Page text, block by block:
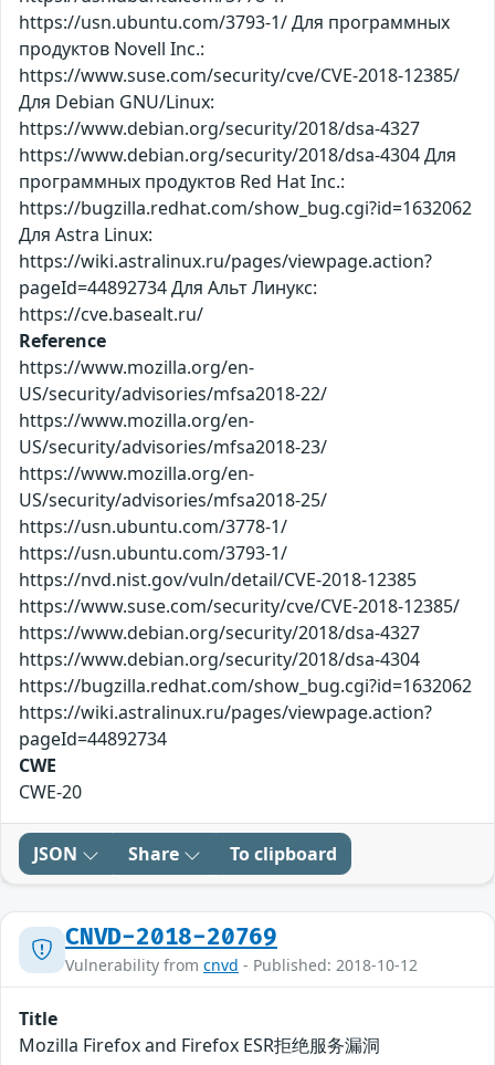
https://usn.ubuntu.com/3793-1/ Для программных
продуктов Novell Inc.:
https://www.suse.com/security/cve/CVE-2018-12385/
Для Debian GNU/Linux:
https://www.debian.org/security/2018/dsa-4327
https://www.debian.org/security/2018/dsa-4304 Для
программных продуктов Red Hat Inc.:
https://bugzilla.redhat.com/show_bug.cgi?id=1632062
Для Astra Linux:
https://wiki.astralinux.ru/pages/viewpage.action?
pageId=44892734 Для Альт Линукс:
https://cve.basealt.ru/
Reference
https://www.mozilla.org/en-
US/security/advisories/mfsa2018-22/
https://www.mozilla.org/en-
US/security/advisories/mfsa2018-23/
https://www.mozilla.org/en-
US/security/advisories/mfsa2018-25/
https://usn.ubuntu.com/3778-1/
https://usn.ubuntu.com/3793-1/
https://nvd.nist.gov/vuln/detail/CVE-2018-12385
https://www.suse.com/security/cve/CVE-2018-12385/
https://www.debian.org/security/2018/dsa-4327
https://www.debian.org/security/2018/dsa-4304
https://bugzilla.redhat.com/show_bug.cgi?id=1632062
https://wiki.astralinux.ru/pages/viewpage.action?
pageId=44892734
CWE
CWE-20
JSON Share To clipboard
CNVD-2018-20769
Vulnerability from cnvd - Published: 2018-10-12
Title
Mozilla Firefox and Firefox ESR拒绝服务漏洞